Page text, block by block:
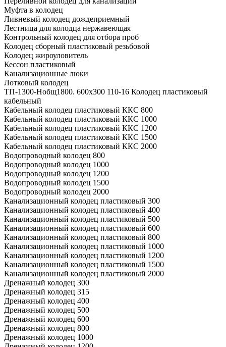
Муфта в колодец
Ливневый колодец дождеприемный
Лестница для колодца нержавеющая
Контрольный колодец для отбора проб
Колодец сборный пластиковый резьбовой
Колодец жироуловитель
Кессон пластиковый
Канализационные люки
Лотковый колодец
ТП-1300-Hобщ1800. 600х300 110-16 Колодец пластиковый
кабельный
Кабельный колодец пластиковый ККС 800
Кабельный колодец пластиковый ККС 1000
Кабельный колодец пластиковый ККС 1200
Кабельный колодец пластиковый ККС 1500
Кабельный колодец пластиковый ККС 2000
Водопроводный колодец 800
Водопроводный колодец 1000
Водопроводный колодец 1200
Водопроводный колодец 1500
Водопроводный колодец 2000
Канализационный колодец пластиковый 300
Канализационный колодец пластиковый 400
Канализационный колодец пластиковый 500
Канализационный колодец пластиковый 600
Канализационный колодец пластиковый 800
Канализационный колодец пластиковый 1000
Канализационный колодец пластиковый 1200
Канализационный колодец пластиковый 1500
Канализационный колодец пластиковый 2000
Дренажный колодец 300
Дренажный колодец 315
Дренажный колодец 400
Дренажный колодец 500
Дренажный колодец 600
Дренажный колодец 800
Дренажный колодец 1000